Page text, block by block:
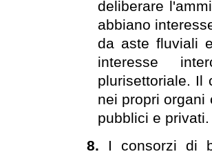
deliberare
abbiano
da aste fluviali
interesse
plurisettoriale. Il
nei propri organi
pubblici e privati.
8. I consorzi di